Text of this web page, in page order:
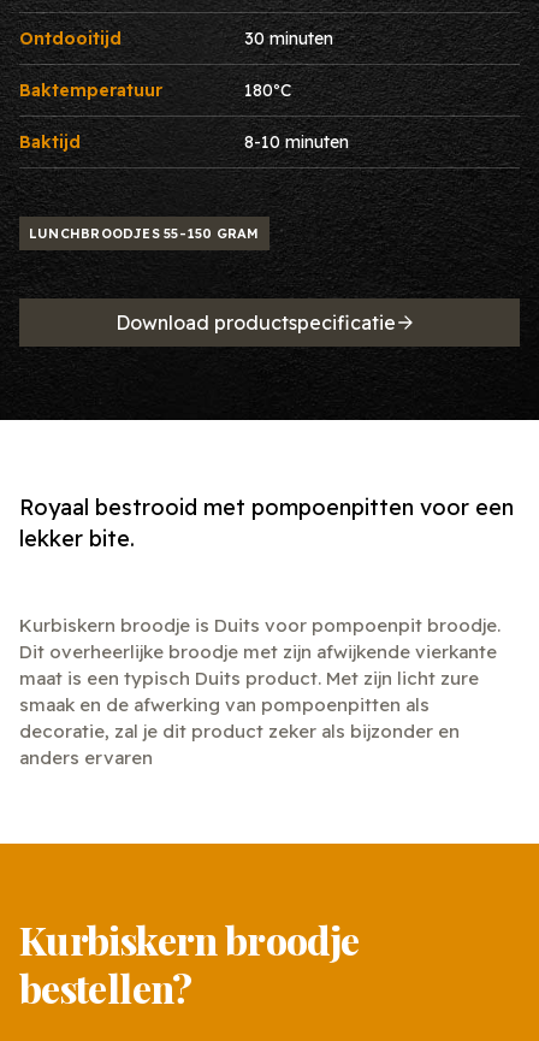
Ontdooitijd 30 minuten
Baktemperatuur 180ºC
Baktijd 8-10 minuten
LUNCHBROODJES 55-150 GRAM
Download productspecificatie
Royaal bestrooid met pompoenpitten voor een
lekker bite.
Kurbiskern broodje is Duits voor pompoenpit broodje.
Dit overheerlijke broodje met zijn afwijkende vierkante
maat is een typisch Duits product. Met zijn licht zure
smaak en de afwerking van pompoenpitten als
decoratie, zal je dit product zeker als bijzonder en
anders ervaren
Kurbiskern broodje
bestellen?